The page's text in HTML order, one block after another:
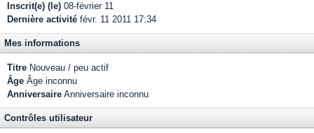
Inscrit(e) (le) 08-février 11
Dernière activité févr. 11 2011 17:34
Mes informations
Titre Nouveau / peu actif
Âge Âge inconnu
Anniversaire Anniversaire inconnu
Contrôles utilisateur